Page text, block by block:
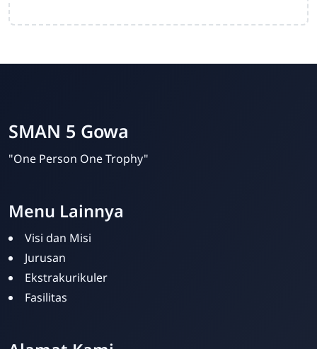
SMAN 5 Gowa
"One Person One Trophy"
Menu Lainnya
Visi dan Misi
Jurusan
Ekstrakurikuler
Fasilitas